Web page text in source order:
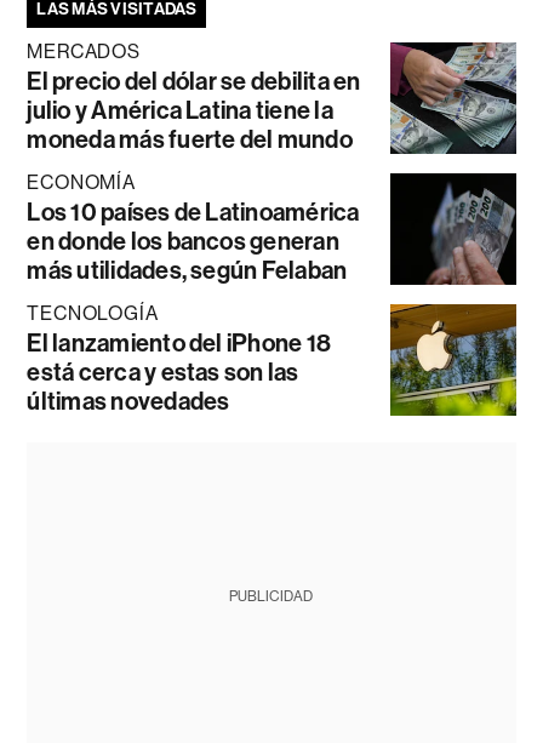
LAS MÁS VISITADAS
MERCADOS
El precio del dólar se debilita en
julio y América Latina tiene la
moneda más fuerte del mundo
ECONOMÍA
Los 10 países de Latinoamérica
en donde los bancos generan
más utilidades, según Felaban
TECNOLOGÍA
El lanzamiento del iPhone 18
está cerca y estas son las
últimas novedades
PUBLICIDAD